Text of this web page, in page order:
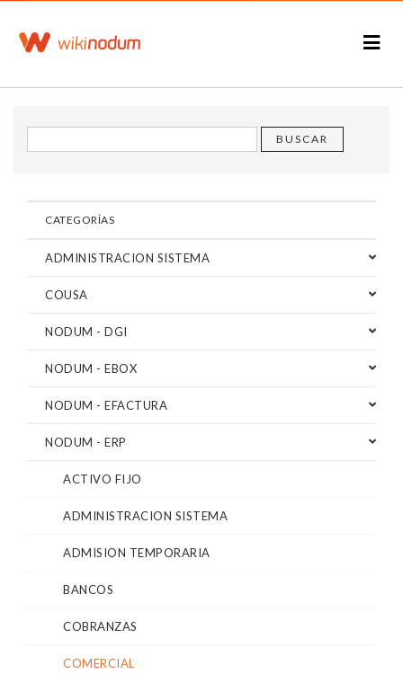
CATEGORÍAS
ADMINISTRACION SISTEMA
COUSA
NODUM - DGI
NODUM - EBOX
NODUM - EFACTURA
NODUM - ERP
ACTIVO FIJO
ADMINISTRACION SISTEMA
ADMISION TEMPORARIA
BANCOS
COBRANZAS
COMERCIAL